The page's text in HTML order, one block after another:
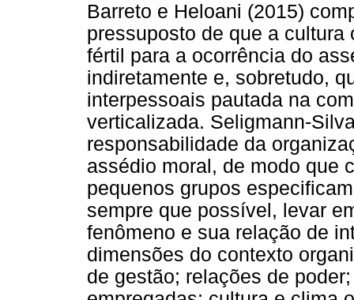
Barreto e Heloani (2015)
pressuposto de que a
fértil para a ocorrência do
indiretamente e, sobretudo,
interpessoais pautada na
verticalizada. Seligmann-
responsabilidade da
assédio moral, de modo que
pequenos grupos
sempre que possível, levar
fenômeno e sua relação de
dimensões do contexto
de gestão; relações de